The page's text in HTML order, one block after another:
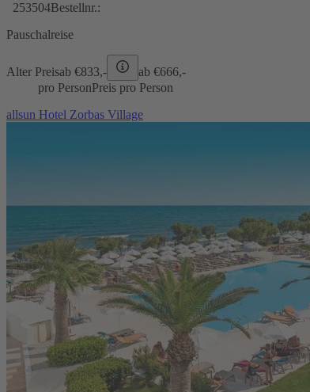
253504Bestellnr.:
Pauschalreise
Alter Preisab €833,- ab €666,-
pro PersonPreis pro Person
allsun Hotel Zorbas Village